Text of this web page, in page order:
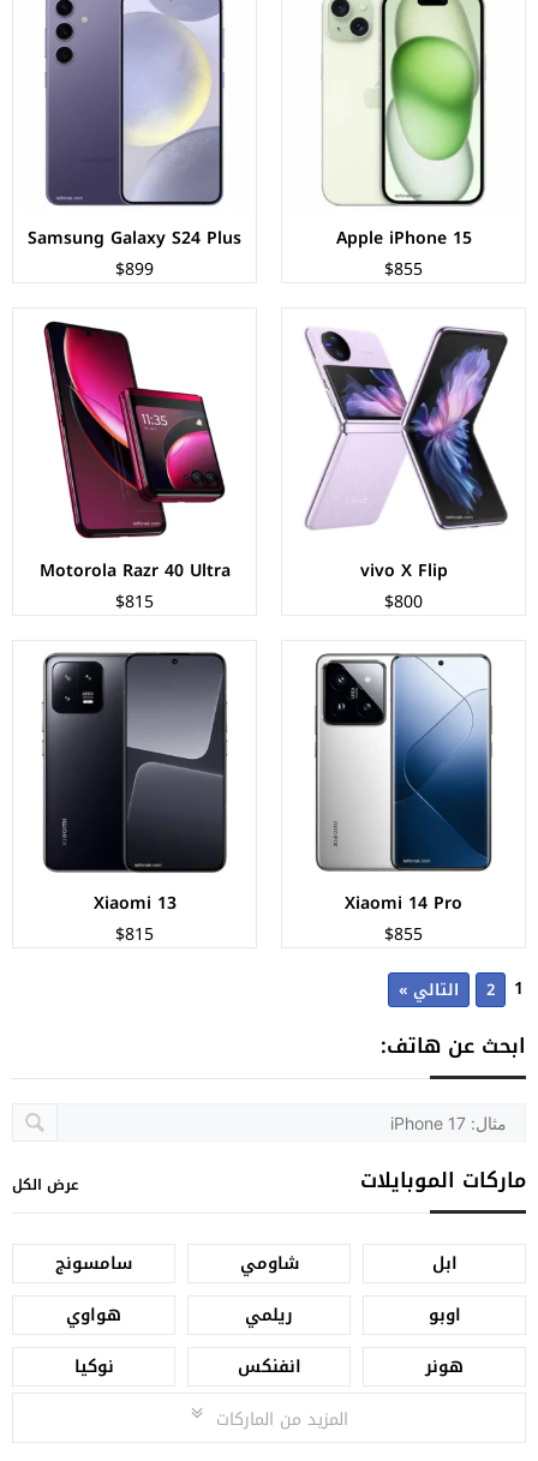
Apple iPhone 15
$855
Samsung Galaxy S24 Plus
$899
vivo X Flip
$800
الشاشة:
المعالج:Qualcomm SM8475 Snapdragon 8+ Gen 1
الكاميرات:خلفية: 50+12 م.ب/ أمامية 32 م.ب
الذاكرة+الرام:256/512 + 12 جيجابايت
نظام التشغيل:
البطارية:4400 مللي امبير - 44 واط
عرض المواصفات ←
Motorola Razr 40 Ultra
$815
الشاشة:LTPO AMOLED بحجم 6.9 بوصة بدقة FHD+
المعالج:
الكاميرات:
الذاكرة+الرام:
نظام التشغيل:Android 13
البطارية:3800 مللي أمبير - 30 واط.
عرض المواصفات ←
Xiaomi 14 Pro
$855
الشاشة:AMOLED بحجم 6.73 بوصة بدقة 1440p
المعالج:Qualcomm Snapdragon 8 Gen 3
الكاميرات:خلفية 50+50+50 م.ب/ امامية 32 م.ب.
الذاكرة+الرام:128/256/512/1024 + 12/16 جيجابايت
نظام التشغيل:Android 14
البطارية:4880 ملي امبير - 120 واط
عرض المواصفات ←
Xiaomi 13
$815
الكاميرات:خلفية 50+10+12 م.ب/ أمامية 32 م.ب
الذاكرة+الرام:128/256/512 + 8/12 جيجابايت
نظام التشغيل:Android 13
البطارية:4500 ملي امبير - 67 واط
عرض المواصفات ←
1
2 التالي »
ابحث عن هاتف:
ماركات الموبايلات عرض الكل
ابل شاومي
سامسونج
اوبو
ريلمي
هواوي
هونر
انفنكس
نوكيا
المزيد من الماركات